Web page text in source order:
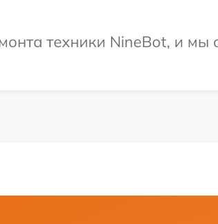
техники NineBot, и мы